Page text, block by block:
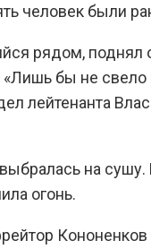
человек были
рядом, поднял
бы не
лейтенанта
на
огонь.